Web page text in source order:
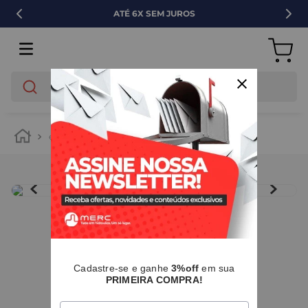
ATÉ 6X SEM JUROS
O que você está buscando?
elétrica eletrodutos e conduítes conexões
IMAGENS MERAMENTE ILUSTRATIVAS
Cadastre-se e ganhe3%off em sua
PRIMEIRA COMPRA!